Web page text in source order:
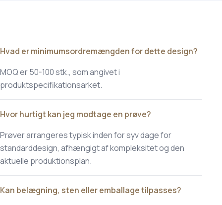
Hvad er minimumsordremængden for dette design?
MOQ er 50-100 stk., som angivet i
produktspecifikationsarket.
Hvor hurtigt kan jeg modtage en prøve?
Prøver arrangeres typisk inden for syv dage for
standarddesign, afhængigt af kompleksitet og den
aktuelle produktionsplan.
Kan belægning, sten eller emballage tilpasses?